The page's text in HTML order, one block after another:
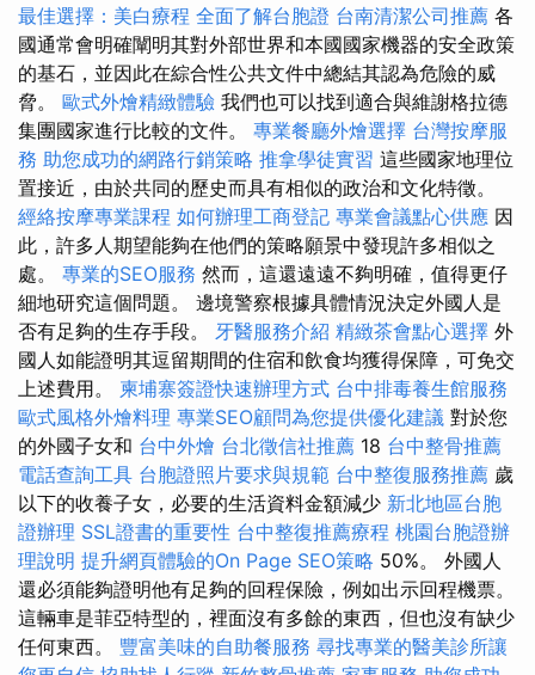
最佳選擇：美白療程 全面了解台胞證 台南清潔公司推薦 各
國通常會明確闡明其對外部世界和本國國家機器的安全政策
的基石，並因此在綜合性公共文件中總結其認為危險的威
脅。 歐式外燴精緻體驗 我們也可以找到適合與維謝格拉德
集團國家進行比較的文件。 專業餐廳外燴選擇 台灣按摩服
務 助您成功的網路行銷策略 推拿學徒實習 這些國家地理位
置接近，由於共同的歷史而具有相似的政治和文化特徵。
經絡按摩專業課程 如何辦理工商登記 專業會議點心供應 因
此，許多人期望能夠在他們的策略願景中發現許多相似之
處。 專業的SEO服務 然而，這還遠遠不夠明確，值得更仔
細地研究這個問題。 邊境警察根據具體情況決定外國人是
否有足夠的生存手段。 牙醫服務介紹 精緻茶會點心選擇 外
國人如能證明其逗留期間的住宿和飲食均獲得保障，可免交
上述費用。 柬埔寨簽證快速辦理方式 台中排毒養生館服務
歐式風格外燴料理 專業SEO顧問為您提供優化建議 對於您
的外國子女和 台中外燴 台北徵信社推薦 18 台中整骨推薦
電話查詢工具 台胞證照片要求與規範 台中整復服務推薦 歲
以下的收養子女，必要的生活資料金額減少 新北地區台胞
證辦理 SSL證書的重要性 台中整復推薦療程 桃園台胞證辦
理說明 提升網頁體驗的On Page SEO策略 50%。 外國人
還必須能夠證明他有足夠的回程保險，例如出示回程機票。
這輛車是菲亞特型的，裡面沒有多餘的東西，但也沒有缺少
任何東西。 豐富美味的自助餐服務 尋找專業的醫美診所讓